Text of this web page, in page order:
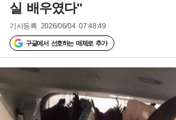
실 배우였다"
기사등록 2026/06/04 07:48:49
구글에서 선호하는 매체로 추가